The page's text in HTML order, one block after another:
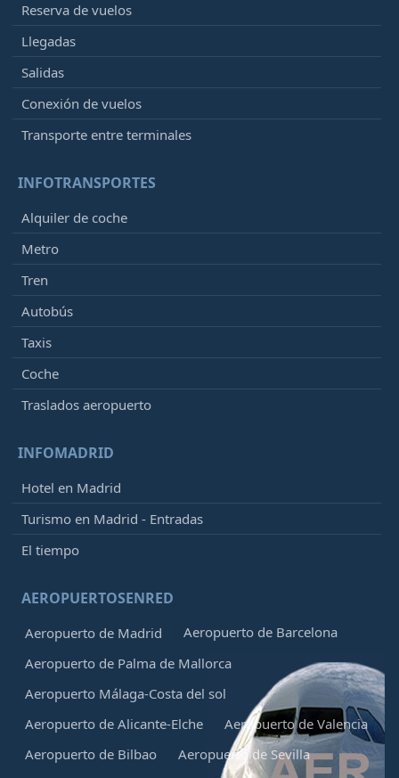
Reserva de vuelos
Llegadas
Salidas
Conexión de vuelos
Transporte entre terminales
INFOTRANSPORTES
Alquiler de coche
Metro
Tren
Autobús
Taxis
Coche
Traslados aeropuerto
INFOMADRID
Hotel en Madrid
Turismo en Madrid - Entradas
El tiempo
AEROPUERTOSENRED
Aeropuerto de Madrid
Aeropuerto de Barcelona
Aeropuerto de Palma de Mallorca
Aeropuerto Málaga-Costa del sol
Aeropuerto de Alicante-Elche
Aeropuerto de Valencia
Aeropuerto de Bilbao
Aeropuerto de Sevilla